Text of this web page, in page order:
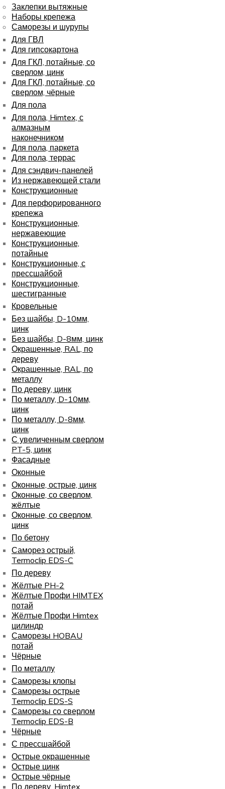
Заклепки вытяжные
Наборы крепежа
Саморезы и шурупы
Для ГВЛ
Для гипсокартона
Для ГКЛ, потайные, со
сверлом, цинк
Для ГКЛ, потайные, со
сверлом, чёрные
Для пола
Для пола, Himtex, с
алмазным
наконечником
Для пола, паркета
Для пола, террас
Для сэндвич-панелей
Из нержавеющей стали
Конструкционные
Для перфорированного
крепежа
Конструкционные,
нержавеющие
Конструкционные,
потайные
Конструкционные, с
прессшайбой
Конструкционные,
шестигранные
Кровельные
Без шайбы, D-10мм,
цинк
Без шайбы, D-8мм, цинк
Окрашенные, RAL, по
дереву
Окрашенные, RAL, по
металлу
По дереву, цинк
По металлу, D-10мм,
цинк
По металлу, D-8мм,
цинк
С увеличенным сверлом
PT-5, цинк
Фасадные
Оконные
Оконные, острые, цинк
Оконные, со сверлом,
жёлтые
Оконные, со сверлом,
цинк
По бетону
Саморез острый,
Termoclip EDS-C
По дереву
Жёлтые PH-2
Жёлтые Профи HIMTEX
потай
Жёлтые Профи Himtex
цилиндр
Саморезы HOBAU
потай
Чёрные
По металлу
Саморезы клопы
Саморезы острые
Termoclip EDS-S
Саморезы со сверлом
Termoclip EDS-B
Чёрные
С прессшайбой
Острые окрашенные
Острые цинк
Острые чёрные
По дереву, Himtex